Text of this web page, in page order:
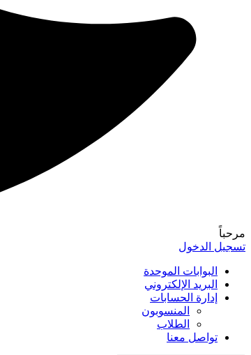
مرحباً
تسجيل الدخول
البوابات الموحدة
البريد الإلكتروني
إدارة الحسابات
المنسوبون
الطلاب
تواصل معنا